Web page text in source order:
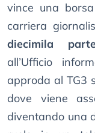
vince una
carriera
diecimila
all’Ufficio
approda al TG3
dove viene
diventando una